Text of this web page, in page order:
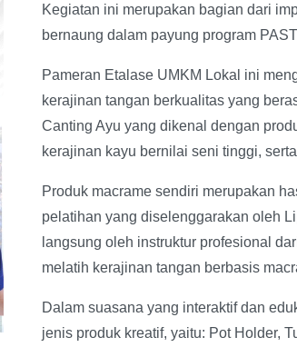
Kegiatan ini merupakan bagian dari
bernaung dalam payung program
Pameran Etalase UMKM Lokal ini
kerajinan tangan berkualitas yang
Canting Ayu yang dikenal dengan
kerajinan kayu bernilai seni tinggi,
Produk macrame sendiri merupakan
pelatihan yang diselenggarakan oleh
langsung oleh instruktur profesional
melatih kerajinan tangan berbasis
Dalam suasana yang interaktif dan
jenis produk kreatif, yaitu: Pot Holder,